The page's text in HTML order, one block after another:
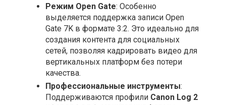
Режим Open Gate: Особенно
выделяется поддержка записи Open
Gate 7K в формате 3:2. Это идеально для
создания контента для социальных
сетей, позволяя кадрировать видео для
вертикальных платформ без потери
качества.
Профессиональные инструменты:
Поддерживаются профили Canon Log 2